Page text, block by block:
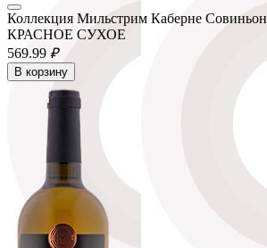
Коллекция Мильстрим Каберне Совиньон
КРАСНОЕ СУХОЕ
569.99 ₽
В корзину